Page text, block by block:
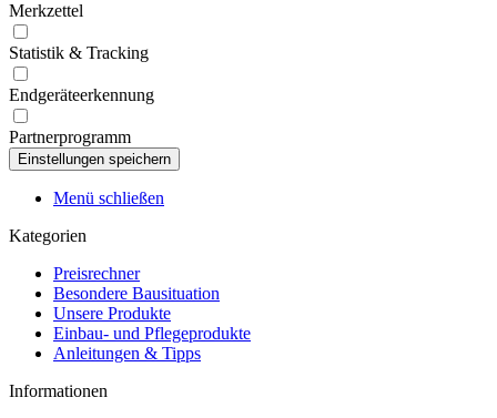
Merkzettel
Statistik & Tracking
Endgeräteerkennung
Partnerprogramm
Menü schließen
Kategorien
Preisrechner
Besondere Bausituation
Unsere Produkte
Einbau- und Pflegeprodukte
Anleitungen & Tipps
Informationen